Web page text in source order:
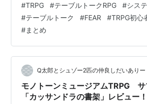
いく必要があります。 TRPG システムっ
んな物が 合っているのかちっとも分か
の好みは星の数だけあるからな そこで
ブログで紹介してきたTRPGシステムに
をまとめました。 ぜひとも皆さんシス
になった時に 参…
#TRPG #テーブルトークRPG #シス
#テーブルトーク #FEAR #TRPG初心
#まとめ
Q太郎とシュゾー2匹の仲良しだいありー
モノトーンミュージアムTRPG サ
「カッサンドラの書架」レビュー